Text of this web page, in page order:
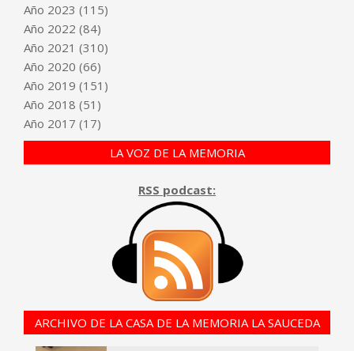
Año 2023 (115)
Año 2022 (84)
Año 2021 (310)
Año 2020 (66)
Año 2019 (151)
Año 2018 (51)
Año 2017 (17)
LA VOZ DE LA MEMORIA
RSS podcast:
ARCHIVO DE LA CASA DE LA MEMORIA LA SAUCEDA